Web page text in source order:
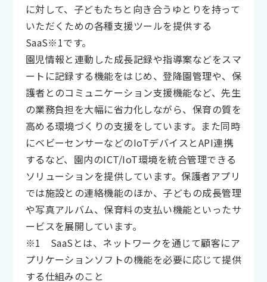
に対して、子どもたちと向き合うゆとりを持って
いただくための各種支援ツールを提供する
SaaS※1です。
園児情報と連動した成長記録や指導案などをスマ
ートに記録する機能をはじめ、登降園管理や、保
護者とのコミュニケーション支援機能など、先生
の業務負担を大幅に省力化しながら、保育の質を
高める環境づくりの支援をしています。また同時
にベビーセンサーなどのIoTデバイスとAPI連携
するなど、園内のICT/IoT環境を統合管理できる
ソリューションを提供しています。保護者アプリ
では施設との連絡機能のほか、子どもの成長管理
や写真アルバム、保育料の支払い機能といったサ
ービスを展開しています。
※1 SaaSとは、ネットワークを通じて顧客にア
プリケーションソフトの機能を必要に応じて提供
する仕組みのこと